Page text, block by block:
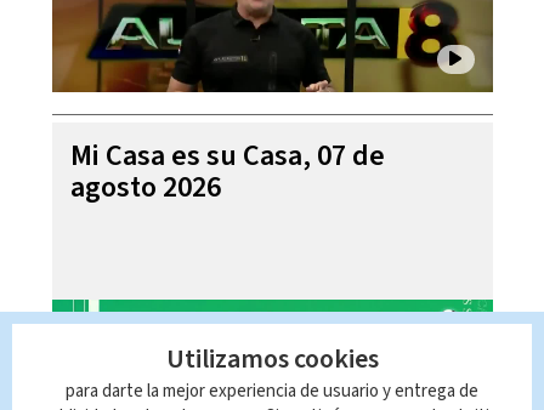
Mi Casa es su Casa, 07 de
agosto 2026
Utilizamos cookies
para darte la mejor experiencia de usuario y entrega de